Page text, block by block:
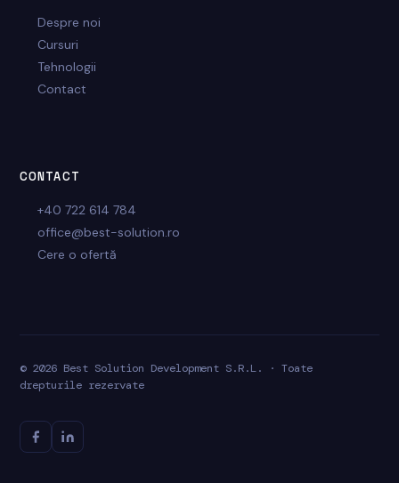
Despre noi
Cursuri
Tehnologii
Contact
CONTACT
+40 722 614 784
office@best-solution.ro
Cere o ofertă
© 2026 Best Solution Development S.R.L. · Toate
drepturile rezervate